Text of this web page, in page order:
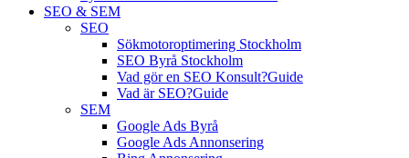
SEO & SEM
SEO
Sökmotoroptimering Stockholm
SEO Byrå Stockholm
Vad gör en SEO Konsult?Guide
Vad är SEO?Guide
SEM
Google Ads Byrå
Google Ads Annonsering